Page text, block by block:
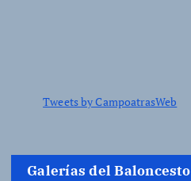
Tweets by CampoatrasWeb
Galerías del Baloncesto